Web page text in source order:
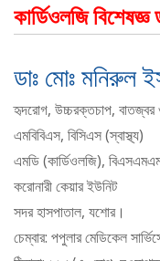
কার্ডিওলজি
ডাঃ মোঃ মনিরুল
হৃদরোগ, উচ্চরক্তচাপ, বাতজ্বর
এমবিবিএস, বিসিএস (স্বাস্থ্য)
এমডি (কার্ডিওলজি),
করোনারী কেয়ার ইউনিট
সদর হাসপাতাল, যশোর।
চেম্বার: পপুলার মেডিকেল